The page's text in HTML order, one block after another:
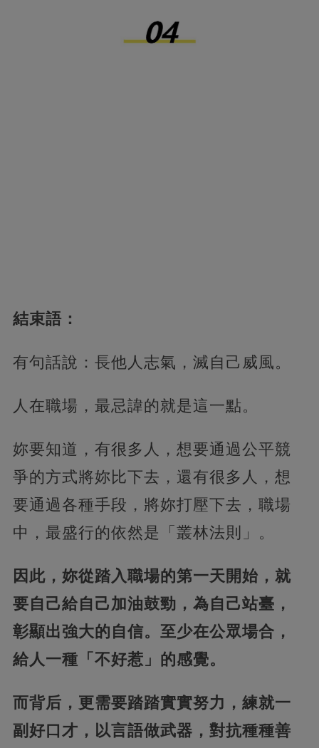
結束語：
有句話說：長他人志氣，滅自己威風。
人在職場，最忌諱的就是這一點。
妳要知道，有很多人，想要通過公平競
爭的方式將妳比下去，還有很多人，想
要通過各種手段，將妳打壓下去，職場
中，最盛行的依然是「叢林法則」。
因此，妳從踏入職場的第一天開始，就
要自己給自己加油鼓勁，為自己站臺，
彰顯出強大的自信。至少在公眾場合，
給人一種「不好惹」的感覺。
而背后，更需要踏踏實實努力，練就一
副好口才，以言語做武器，對抗種種善